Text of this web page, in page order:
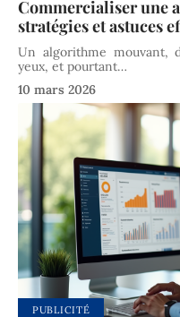
Commercialiser une
stratégies et astuces
Un algorithme mouvant,
yeux, et pourtant…
10 mars 2026
PUBLICITÉ